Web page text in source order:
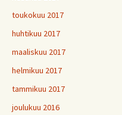
toukokuu 2017
huhtikuu 2017
maaliskuu 2017
helmikuu 2017
tammikuu 2017
joulukuu 2016